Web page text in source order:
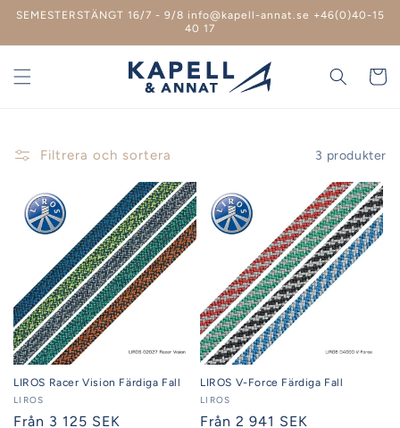
vidare
innehåll
SEMESTERSTÄNGT 16/7 - 9/8 info@kapell-annat.se +46(0)40-15
40 17
Filtrera och sortera 3 produkter
LIROS Racer Vision Färdiga Fall
Säljare:
LIROS
Ordinarie
Från 3 125 SEK
LIROS V-Force Färdiga Fall
Säljare:
LIROS
Ordinarie
Från 2 941 SEK